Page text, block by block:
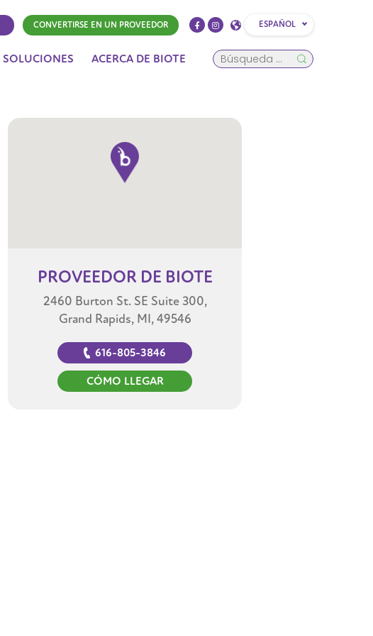
CONVERTIRSE EN UN PROVEEDOR ESPAÑOL
SOLUCIONES ACERCA DE BIOTE
PROVEEDOR DE BIOTE
2460 Burton St. SE Suite 300,
Grand Rapids, MI, 49546
616-805-3846
CÓMO LLEGAR